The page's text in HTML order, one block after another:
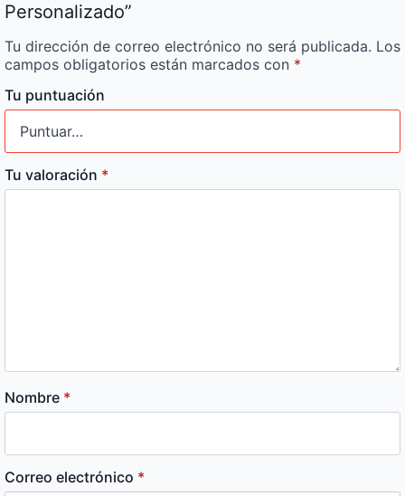
Personalizado”
Tu dirección de correo electrónico no será publicada. Los
campos obligatorios están marcados con *
Tu puntuación
Tu valoración *
Nombre *
Correo electrónico *